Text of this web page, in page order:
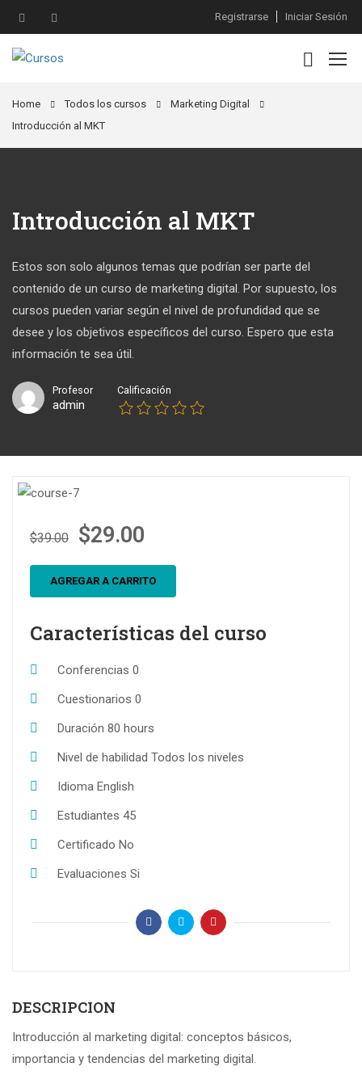
Registrarse Iniciar Sesión
Home Todos los cursos
Marketing Digital
Introducción al MKT
Introducción al MKT
Estos son solo algunos temas que podrían ser parte del
contenido de un curso de marketing digital. Por supuesto, los
cursos pueden variar según el nivel de profundidad que se
desee y los objetivos específicos del curso. Espero que esta
información te sea útil.
Profesor
admin
Calificación
DESCRIPCION
Introducción al marketing digital: conceptos básicos,
importancia y tendencias del marketing digital.
$39.00 $29.00
AGREGAR A CARRITO
Características del curso
Conferencias 0
Cuestionarios 0
Duración 80 hours
Nivel de habilidad Todos los niveles
Idioma English
Estudiantes 45
Certificado No
Evaluaciones Si